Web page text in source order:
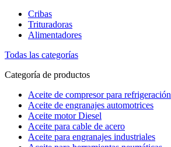
Cribas
Trituradoras
Alimentadores
Todas las categorías
Categoría de productos
Aceite de compresor para refrigeración
Aceite de engranajes automotrices
Aceite motor Diesel
Aceite para cable de acero
Aceite para engranajes industriales